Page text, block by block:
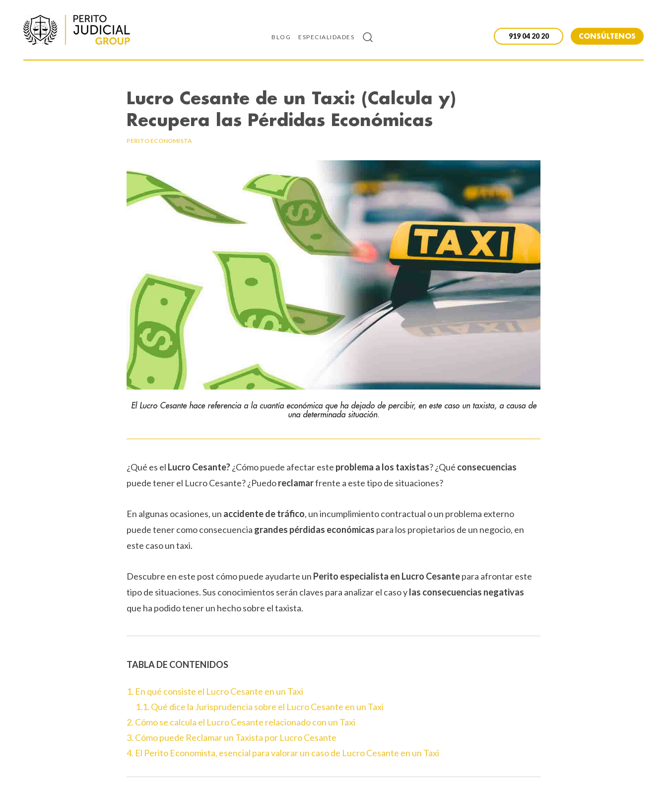
BLOG ESPECIALIDADES 919 04 20 20 CONSÚLTENOS
Lucro Cesante de un Taxi: (Calcula y)
Recupera las Pérdidas Económicas
PERITO ECONOMISTA
El Lucro Cesante hace referencia a la cuantía económica que ha dejado de percibir, en este caso un taxista, a causa de
una determinada situación.
¿Qué es el Lucro Cesante?¿Cómo puede afectar este problema a los taxistas? ¿Qué consecuencias
puede tener el Lucro Cesante? ¿Puedoreclamarfrente a este tipo de situaciones?
En algunas ocasiones, un accidente de tráfico, un incumplimiento contractual o un problema externo
puede tener como consecuencia grandes pérdidas económicas para los propietarios de un negocio, en
este caso un taxi.
Descubre en este post cómo puede ayudarte un Perito especialista en Lucro Cesantepara afrontar este
tipo de situaciones. Sus conocimientos serán claves para analizar el caso ylas consecuencias negativas
que ha podido tener un hecho sobre el taxista.
TABLA DE CONTENIDOS
1. En qué consiste el Lucro Cesante en un Taxi
1.1. Qué dice la Jurisprudencia sobre el Lucro Cesante en un Taxi
2. Cómo se calcula el Lucro Cesante relacionado con un Taxi
3. Cómo puede Reclamar un Taxista por Lucro Cesante
4. El Perito Economista, esencial para valorar un caso de Lucro Cesante en un Taxi